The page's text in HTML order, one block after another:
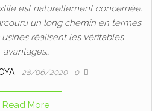
est naturellement concernée.
un long chemin en termes
réalisent les véritables
avantages…
28/06/2020 0
Read More